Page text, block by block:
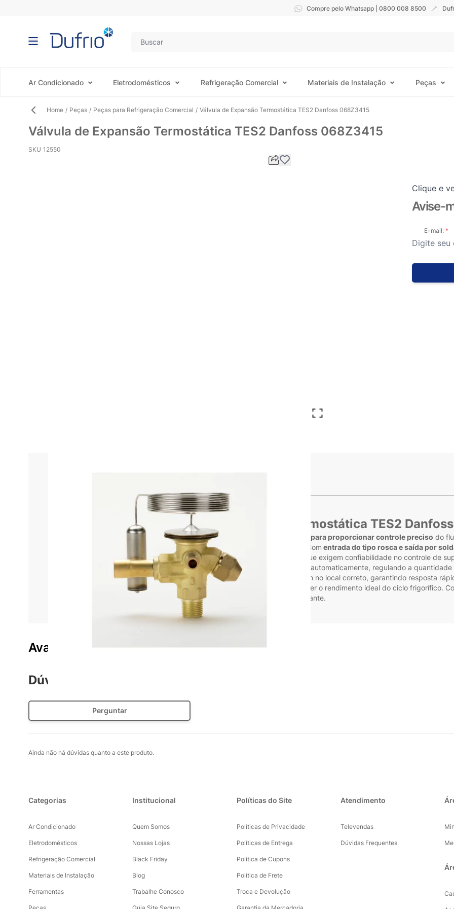
Compre pelo Whatsapp | 0800 008 8500
Ar Condicionado Eletrodomésticos Refrigeração Comercial Materiais de Instalação Peças
Home / Peças / Peças para Refrigeração Comercial / Válvula de Expansão Termostática TES2 Danfoss 068Z3415
Válvula de Expansão Termostática TES2 Danfoss 068Z3415
SKU 12550
Clique e
Avise-
E-mail:
Válvula de Expansão Termostática TES2
A Válvula de Expansão Termostática TES2 Danfoss 068Z3415 é desenvolvida para proporcionar controle preciso do
contribuindo diretamente para a eficiência e o desempenho do equipamento. Com entrada do tipo rosca e saída por
excelente vedação, sendo indicado para aplicações em sistemas comerciais que exigem confiabilidade no controle de
Projetada para uso com diferentes tipos de evaporadores
, essa válvula atua automaticamente, regulando a
Acompanhada da presilha do bulbo, o kit facilita a montagem no local correto, garantindo resposta
sistema. Essa característica é fundamental para proteger o compressor e manter o rendimento ideal do ciclo frigorífico.
opção confiável para quem busca durabilidade, precisão e desempenho constante.
Avaliações do produto
Dúvidas sobre o Produto
Perguntar
Ainda não há dúvidas quanto a este produto.
Categorias
Ar Condicionado
Eletrodomésticos
Refrigeração Comercial
Materiais de Instalação
Ferramentas
Institucional
Quem Somos
Nossas Lojas
Black Friday
Blog
Trabalhe Conosco
Políticas do Site
Políticas de Privacidade
Políticas de Entrega
Política de Cupons
Política de Frete
Troca e Devolução
Atendimento
Televendas
Dúvidas Frequentes